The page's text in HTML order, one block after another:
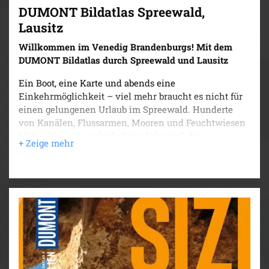
DUMONT Bildatlas Spreewald,
Lausitz
Willkommen im Venedig Brandenburgs! Mit dem
DUMONT Bildatlas durch Spreewald und Lausitz
Ein Boot, eine Karte und abends eine
Einkehrmöglichkeit – viel mehr braucht es nicht für
einen gelungenen Urlaub im Spreewald. Hunderte
von Kanälen, Flussarmen, Mooren und Feuchtwiesen
Wasserwanderer und Naturgenießer. Wanderer und
Kosten. Mit dem DUMONT Bildatlas tauchen Sie
schon vor Ihrem Urlaub in die Faszination von
Spreewald und Lausitz ein und finden die schönsten
Ziele für Ihre Reiseplanung.
– Das Beste zuerst: vielfältige Ideen für Ihre
Reiseplanung und Empfehlungen zum Eintauchen in